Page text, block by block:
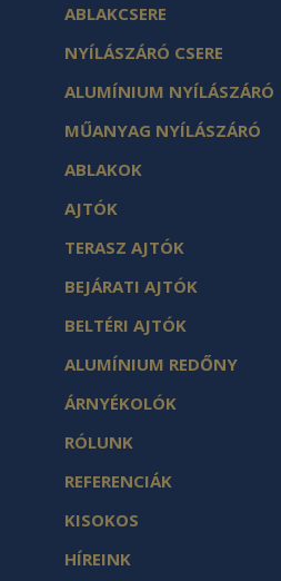
ABLAKCSERE
NYÍLÁSZÁRÓ CSERE
ALUMÍNIUM NYÍLÁSZÁRÓ
MŰANYAG NYÍLÁSZÁRÓ
ABLAKOK
AJTÓK
TERASZ AJTÓK
BEJÁRATI AJTÓK
BELTÉRI AJTÓK
ALUMÍNIUM REDŐNY
ÁRNYÉKOLÓK
RÓLUNK
REFERENCIÁK
KISOKOS
HÍREINK